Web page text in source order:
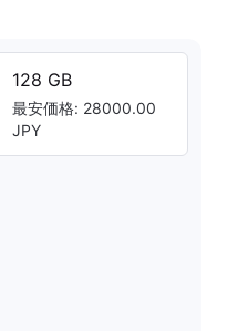
128 GB
最安価格: 28000.00
JPY